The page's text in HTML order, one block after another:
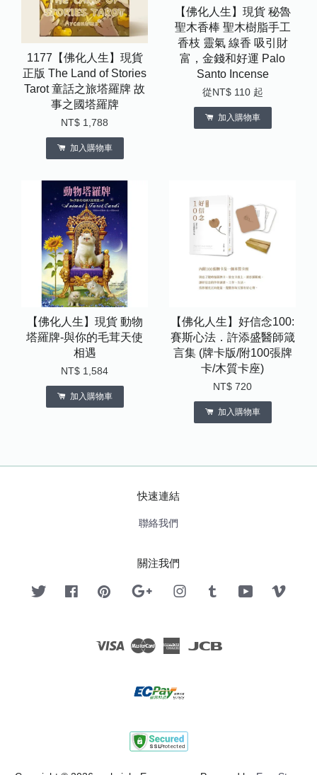
1177【佛化人生】現貨
正版 The Land of Stories
Tarot 童話之旅塔羅牌 故
事之國塔羅牌
NT$ 1,788
加入購物車
【佛化人生】現貨 秘魯
聖木香棒 聖木樹脂手工
香枝 靈氣 線香 吸引財
富，金錢和好運 Palo
Santo Incense
從NT$ 110 起
加入購物車
【佛化人生】現貨 動物
塔羅牌-與你的毛茸天使
相遇
NT$ 1,584
加入購物車
【佛化人生】好信念100:
賽斯心法．許添盛醫師箴
言集 (牌卡版/附100張牌
卡/木質卡座)
NT$ 720
加入購物車
快速連結
聯絡我們
關注我們
Twitter FacebookPinterest Google InstagramTumblr YouTube
Visa Master American